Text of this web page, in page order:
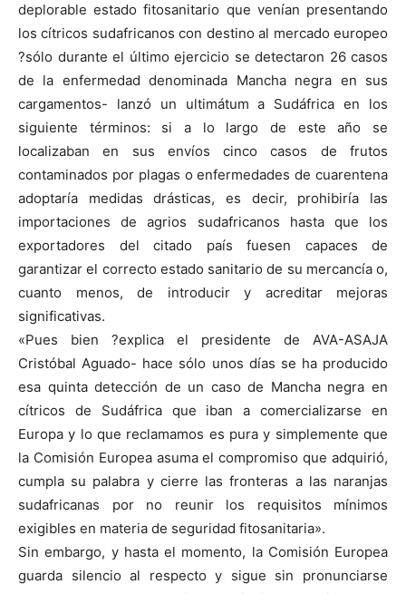
deplorable estado fitosanitario que venían presentando
los cítricos sudafricanos con destino al mercado europeo
?sólo durante el último ejercicio se detectaron 26 casos
de la enfermedad denominada Mancha negra en sus
cargamentos- lanzó un ultimátum a Sudáfrica en los
siguiente términos: si a lo largo de este año se
localizaban en sus envíos cinco casos de frutos
contaminados por plagas o enfermedades de cuarentena
adoptaría medidas drásticas, es decir, prohibiría las
importaciones de agrios sudafricanos hasta que los
exportadores del citado país fuesen capaces de
garantizar el correcto estado sanitario de su mercancía o,
cuanto menos, de introducir y acreditar mejoras
significativas.
«Pues bien ?explica el presidente de AVA-ASAJA
Cristóbal Aguado- hace sólo unos días se ha producido
esa quinta detección de un caso de Mancha negra en
cítricos de Sudáfrica que iban a comercializarse en
Europa y lo que reclamamos es pura y simplemente que
la Comisión Europea asuma el compromiso que adquirió,
cumpla su palabra y cierre las fronteras a las naranjas
sudafricanas por no reunir los requisitos mínimos
exigibles en materia de seguridad fitosanitaria».
Sin embargo, y hasta el momento, la Comisión Europea
guarda silencio al respecto y sigue sin pronunciarse